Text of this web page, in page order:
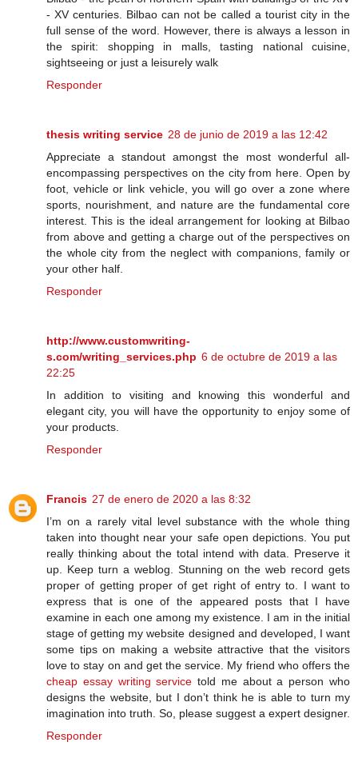
- XV centuries. Bilbao can not be called a tourist city in the
full sense of the word. However, there is always a lesson in
the spirit: shopping in malls, tasting national cuisine,
sightseeing or just a leisurely walk
Responder
thesis writing service 28 de junio de 2019 a las 12:42
Appreciate a standout amongst the most wonderful all-
encompassing perspectives on the city from here. Open by
foot, vehicle or link vehicle, you will go over a zone where
sports, nourishment, and nature are the fundamental core
interest. This is the ideal arrangement for looking at Bilbao
from above and getting a charge out of the perspectives on
the whole city from the neglect with companions, family or
your other half.
Responder
http://www.customwriting-
s.com/writing_services.php 6 de octubre de 2019 a las
22:25
In addition to visiting and knowing this wonderful and
elegant city, you will have the opportunity to enjoy some of
your products.
Responder
Francis 27 de enero de 2020 a las 8:32
I’m on a rarely vital level substance with the whole thing
taken into thought near your safe open depictions. You put
really thinking about the total intend with data. Preserve it
up. Keep turn a weblog. Stunning on the web record gets
proper of getting proper of get right of entry to. I want to
express that is one of the appeared posts that I have
examine in each one among my existence. I am in the initial
stage of getting my website designed and developed, I want
some tips on making a website attractive that the visitors
love to stay on and get the service. My friend who offers the
cheap essay writing service told me about a person who
designs the website, but I don’t think he is able to turn my
imagination into truth. So, please suggest a expert designer.
Responder